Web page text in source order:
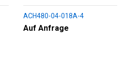
ACH480-04-018A-4
Auf Anfrage